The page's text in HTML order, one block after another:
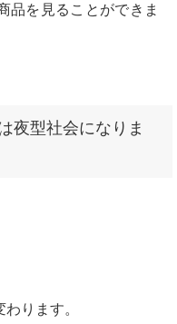
品を見ることができま
夜型社会になりま
ります。